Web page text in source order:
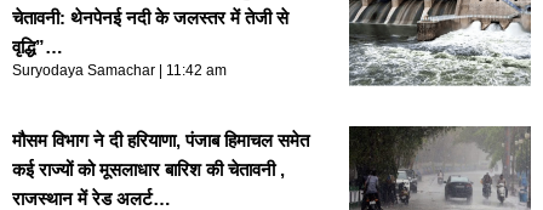
चेतावनी: थेनपेनई नदी के जलस्तर में तेजी से
वृद्धि”…
Suryodaya Samachar 11:42 am
मौसम विभाग ने दी हरियाणा, पंजाब हिमाचल समेत
कई राज्यों को मूसलाधार बारिश की चेतावनी ,
राजस्थान में रेड अलर्ट…